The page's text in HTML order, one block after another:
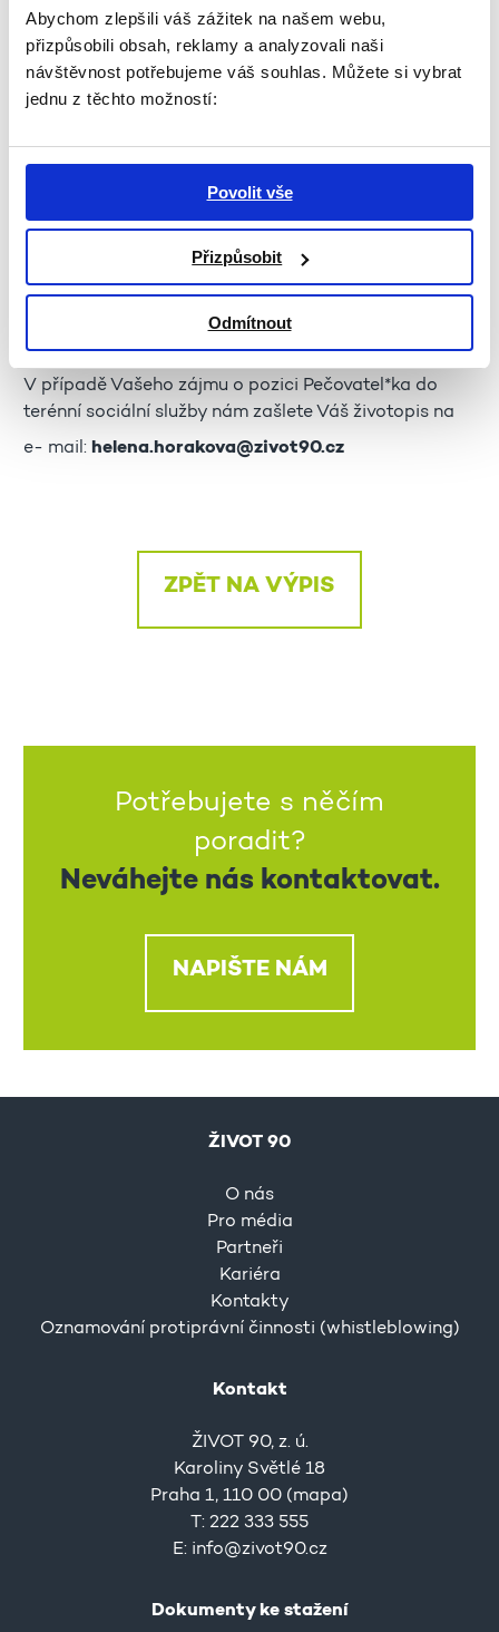
Abychom zlepšili váš zážitek na našem webu,
přizpůsobili obsah, reklamy a analyzovali naši
návštěvnost potřebujeme váš souhlas. Můžete si vybrat
jednu z těchto možností:
Povolit vše
Přizpůsobit
Odmítnout
práci na hlavní pracovní poměr - zkrácený
úvazek na 30 hodin týdně
pracovní smlouva na dobu určitou s možností
změny na dobu neurčitou (po 1 roce)
zázemí stabilní a dynamické neziskové
po zapracování výdělek až 28 000,-
Kčhrubého
práce v malém týmu pečovatelů
Předpokládaný nástup v dubnu/květnu 2023
V případě Vašeho zájmu o pozici Pečovatel*ka do
terénní sociální služby nám zašlete Váš životopis na
e- mail: helena.horakova@zivot90.cz
ZPĚT NA VÝPIS
Potřebujete s něčím
poradit?
Neváhejte nás kontaktovat.
NAPIŠTE NÁM
ŽIVOT 90
O nás
Pro média
Partneři
Kariéra
Kontakty
Oznamování protiprávní činnosti (whistleblowing)
Kontakt
ŽIVOT 90, z. ú.
Karoliny Světlé 18
Praha 1, 110 00 (mapa)
T: 222 333 555
E: info@zivot90.cz
Dokumenty ke stažení